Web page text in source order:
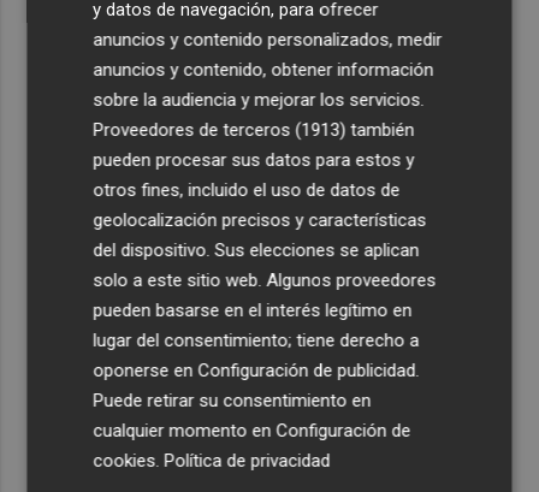
y datos de navegación, para ofrecer
anuncios y contenido personalizados, medir
anuncios y contenido, obtener información
sobre la audiencia y mejorar los servicios.
Proveedores de terceros (1913) también
pueden procesar sus datos para estos y
otros fines, incluido el uso de datos de
geolocalización precisos y características
del dispositivo. Sus elecciones se aplican
solo a este sitio web. Algunos proveedores
pueden basarse en el interés legítimo en
lugar del consentimiento; tiene derecho a
oponerse enConfiguración de publicidad
Puede retirar su consentimiento en
cualquier momento enConfiguración de
cookies .Política de privacidad